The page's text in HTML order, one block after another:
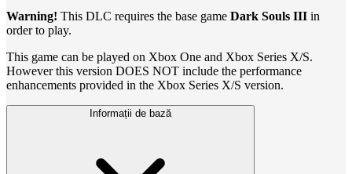
Warning! This DLC requires the base game Dark Souls III in
order to play.
This game can be played on Xbox One and Xbox Series X/S.
However this version DOES NOT include the performance
enhancements provided in the Xbox Series X/S version.
Informații de bază